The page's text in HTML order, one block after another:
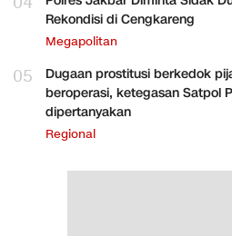
Rekondisi di Cengkareng
Megapolitan
05
Dugaan prostitusi berkedok
beroperasi, ketegasan Satpol
dipertanyakan
Regional